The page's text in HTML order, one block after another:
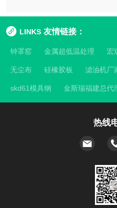
其固有频率需避开
动频段，防止共
形...
用温压双变量补偿
否需要纳入焓值修
赖流量计本体，更
参数感知与物性计
起满足工业现场需
和蒸汽，其温度与
味着，只要确定
LINKS 友情链接：
钟罩窑 金属超低温处理 宏
无尘布 硅橡胶板 滤油机厂
skd61模具钢 金斯瑞福建总代
热线